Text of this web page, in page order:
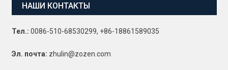
НАШИ КОНТАКТЫ
Тел.: 0086-510-68530299, +86-18861589035
Эл. почта: zhulin@zozen.com